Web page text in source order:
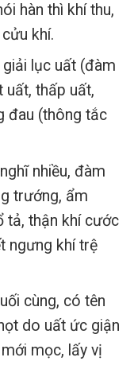
hàn thì khí thu,
khí.
giải lục uất (đàm
uất, thấp uất,
đau (thông tắc
nhiều, đàm
trướng, ẩm
tả, thận khí cước
ngưng khí trệ
cùng, có tên
do uất ức giận
mọc, lấy vị